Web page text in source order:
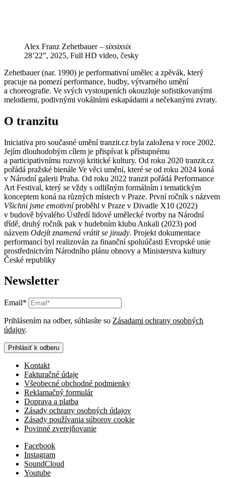
Alex Franz Zehetbauer – sixsixsix
28’22”, 2025, Full HD video, česky
Zehetbauer (nar. 1990) je performativní umělec a zpěvák, který
pracuje na pomezí performance, hudby, výtvarného umění
a choreografie. Ve svých vystoupeních okouzluje sofistikovanými
melodiemi, podivnými vokálními eskapádami a nečekanými zvraty.
O tranzitu
Iniciativa pro současné umění tranzit.cz byla založena v roce 2002.
Jejím dlouhodobým cílem je přispívat k přístupnému
a participativnímu rozvoji kritické kultury. Od roku 2020 tranzit.cz
pořádá pražské bienále Ve věci umění, které se od roku 2024 koná
v Národní galerii Praha. Od roku 2022 tranzit pořádá Performance
Art Festival, který se vždy s odlišným formálním i tematickým
konceptem koná na různých místech v Praze. První ročník s názvem
Všichni jsme emotivníproběhl v Praze v Divadle X10 (2022)
v budově bývalého Ústředí lidové umělecké tvorby na Národní
třídě, druhý ročník pak v hudebním klubu Ankali (2023) pod
názvem Odejít znamená vrátit se jinudy. Projekt dokumentace
performancí byl realizován za finanční spoluúčasti Evropské unie
prostřednictvím Národního plánu obnovy a Ministerstva kultury
České republiky
Newsletter
Email*
Prihlásením na odber, súhlasíte so Zásadami ochrany osobných
údajov.
Prihlásiť k odberu
Kontakt
Fakturačné údaje
Všeobecné obchodné podmienky
Reklamačný formulár
Doprava a platba
Zásady ochrany osobných údajov
Zásady používania súborov cookie
Povinné zverejňovanie
Facebook
Instagram
SoundCloud
Youtube